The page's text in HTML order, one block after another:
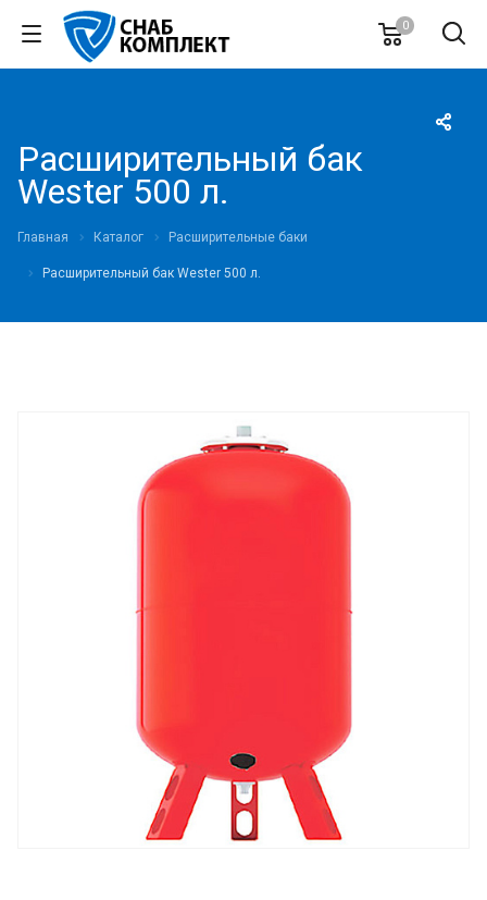
0
Расширительный бак
Wester 500 л.
Главная Каталог Расширительные баки
Расширительный бак Wester 500 л.